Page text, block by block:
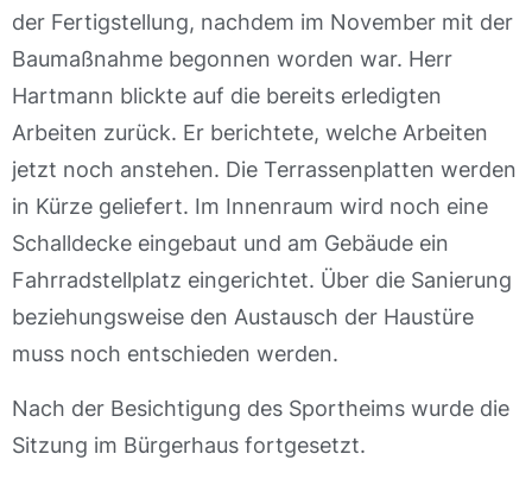
der Fertigstellung, nachdem im November mit der
Baumaßnahme begonnen worden war. Herr
Hartmann blickte auf die bereits erledigten
Arbeiten zurück. Er berichtete, welche Arbeiten
jetzt noch anstehen. Die Terrassenplatten werden
in Kürze geliefert. Im Innenraum wird noch eine
Schalldecke eingebaut und am Gebäude ein
Fahrradstellplatz eingerichtet. Über die Sanierung
beziehungsweise den Austausch der Haustüre
muss noch entschieden werden.
Nach der Besichtigung des Sportheims wurde die
Sitzung im Bürgerhaus fortgesetzt.